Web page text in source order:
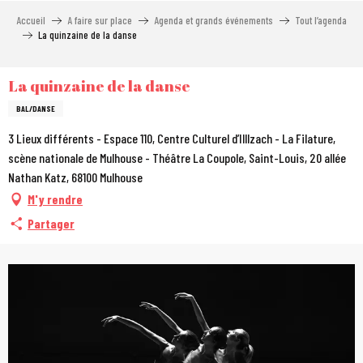
Accueil A faire sur place Agenda et grands événements
Tout l’agenda
La quinzaine de la danse
La quinzaine de la danse
BAL/DANSE
3 Lieux différents - Espace 110, Centre Culturel d’Illlzach - La Filature,
scène nationale de Mulhouse - Théâtre La Coupole, Saint-Louis, 20 allée
Nathan Katz, 68100 Mulhouse
M'y rendre
Partager